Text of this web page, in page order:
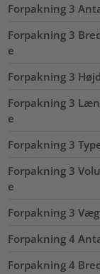
Forpakning 3
Forpakning 3
e
Forpakning 3
Forpakning 3
e
Forpakning 3
Forpakning 3
e
Forpakning 3
Forpakning 4
Forpakning 4